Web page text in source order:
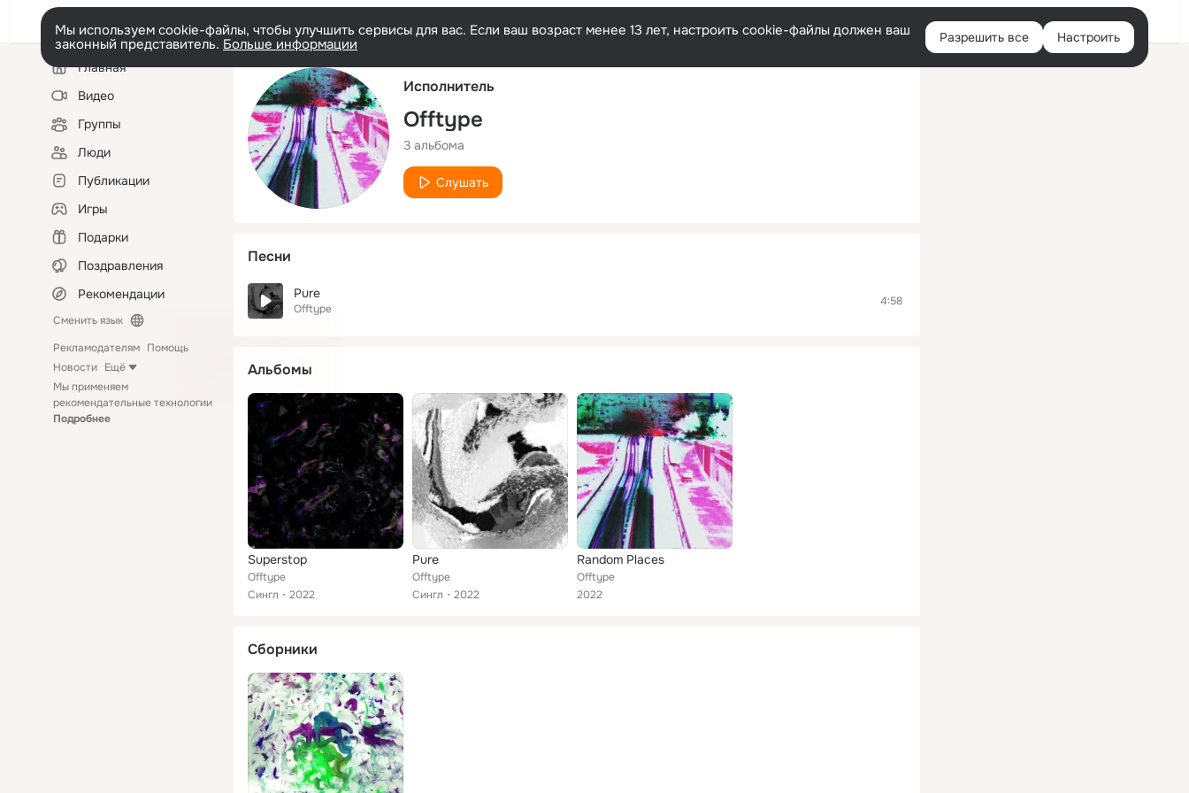
Русский Войти
Мы используем cookie-файлы, чтобы улучшить сервисы для вас. Если ваш возраст менее 13 лет, настроить cookie-файлы должен ваш
законный представитель. Больше информации Разрешить все Настроить
Левая
колонкаГлавная
Видео
Группы
Люди
Публикации
Игры
Подарки
Поздравления
Рекомендации
Сменить язык
Рекламодателям Помощь
Новости Ещё
Мы применяем
рекомендательные технологии
Подробнее
Исполнитель
Offtype
3 альбома
Слушать
Песни
Pure
Offtype
4:58
Альбомы
Superstop
Offtype
Сингл
2022
Pure
Offtype
Сингл
2022
Random Places
Offtype
2022
Сборники